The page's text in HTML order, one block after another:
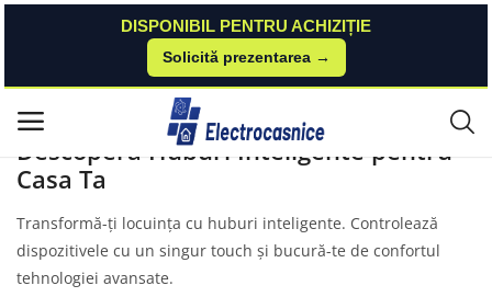
DISPONIBIL PENTRU ACHIZIȚIE
Solicită prezentarea →
Meniu principal
Categorii
Acasă
Case-Smart
Descoperă Huburi Inteligente pentru
Casa Ta
Transformă-ți locuința cu huburi inteligente. Controlează
dispozitivele cu un singur touch și bucură-te de confortul
tehnologiei avansate.